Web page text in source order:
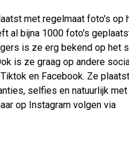
met regelmaat foto's op
al bijna 1000 foto's
is ze erg bekend op het
is ze graag op andere
en Facebook. Ze
selfies en natuurlijk
op Instagram volgen via